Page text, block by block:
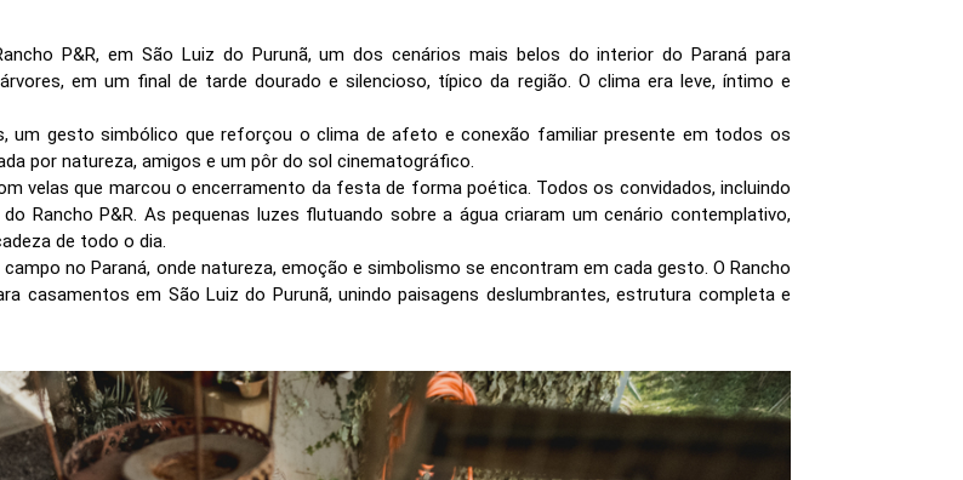
P&R, em São Luiz do Purunã, um dos cenários mais belos do interior do Paraná para
em um final de tarde dourado e silencioso, típico da região. O clima era leve, íntimo e
um gesto simbólico que reforçou o clima de afeto e conexão familiar presente em todos os
por natureza, amigos e um pôr do sol cinematográfico.
velas que marcou o encerramento da festa de forma poética. Todos os convidados, incluindo
Rancho P&R. As pequenas luzes flutuando sobre a água criaram um cenário contemplativo,
de todo o dia.
no Paraná, onde natureza, emoção e simbolismo se encontram em cada gesto. O Rancho
casamentos em São Luiz do Purunã, unindo paisagens deslumbrantes, estrutura completa e